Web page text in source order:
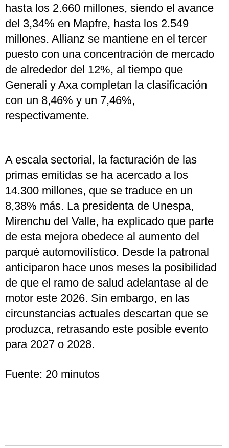
hasta los 2.660 millones, siendo el avance
del 3,34% en Mapfre, hasta los 2.549
millones. Allianz se mantiene en el tercer
puesto con una concentración de mercado
de alrededor del 12%, al tiempo que
Generali y Axa completan la clasificación
con un 8,46% y un 7,46%,
respectivamente.
A escala sectorial, la facturación de las
primas emitidas se ha acercado a los
14.300 millones, que se traduce en un
8,38% más. La presidenta de Unespa,
Mirenchu del Valle, ha explicado que parte
de esta mejora obedece al aumento del
parqué automovilístico. Desde la patronal
anticiparon hace unos meses la posibilidad
de que el ramo de salud adelantase al de
motor este 2026. Sin embargo, en las
circunstancias actuales descartan que se
produzca, retrasando este posible evento
para 2027 o 2028.
Fuente: 20 minutos